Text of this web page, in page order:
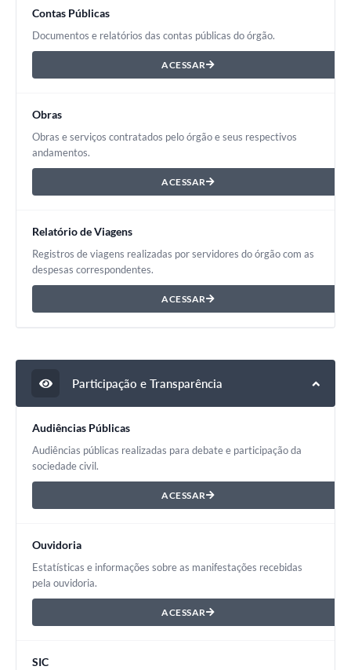
Telefones Úteis
Notícias
Contato
Contas Públicas
Documentos e relatórios das contas públicas do órgão.
ACESSAR
Obras
Obras e serviços contratados pelo órgão e seus respectivos
andamentos.
ACESSAR
Relatório de Viagens
Registros de viagens realizadas por servidores do órgão com as
despesas correspondentes.
ACESSAR
Participação e Transparência
Audiências Públicas
Audiências públicas realizadas para debate e participação da
sociedade civil.
ACESSAR
Ouvidoria
Estatísticas e informações sobre as manifestações recebidas
pela ouvidoria.
ACESSAR
SIC